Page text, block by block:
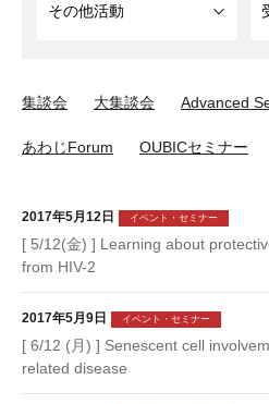
その他活動
集談会 大集談会 Advanced
あわじForum OUBICセミナー
2017年5月12日 イベント・セミナー
[ 5/12(金) ] Learning about
from HIV-2
2017年5月9日 イベント・セミナー
[ 6/12 (月) ] Senescent cell
related disease